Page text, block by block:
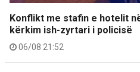
Konflikt me stafin e hotelit
kërkim ish-zyrtari i policisë
06/08 21:52